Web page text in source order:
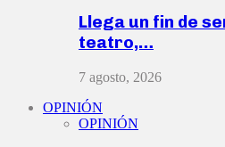
Llega un fin de
teatro,…
7 agosto, 2026
OPINIÓN
OPINIÓN